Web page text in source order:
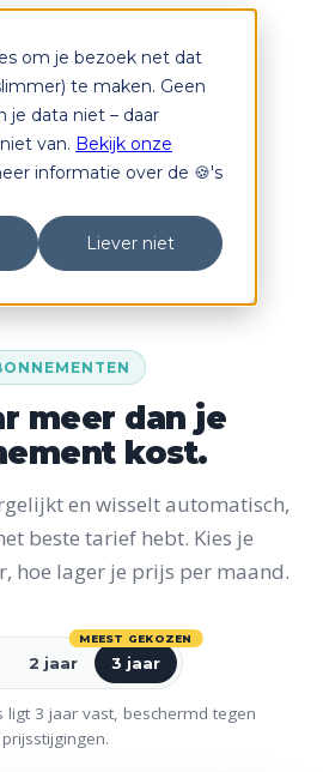
om je bezoek net dat
te maken. Geen
je data niet – daar
van. Bekijk onze
informatie over de 🍪's
Liever niet
meer dan je
kost.
en wisselt automatisch,
beste tarief hebt. Kies je
hoe lager je prijs per maand.
2 jaar
MEEST GEKOZEN
3 jaar
ligt 3 jaar vast, beschermd tegen
prijsstijgingen.